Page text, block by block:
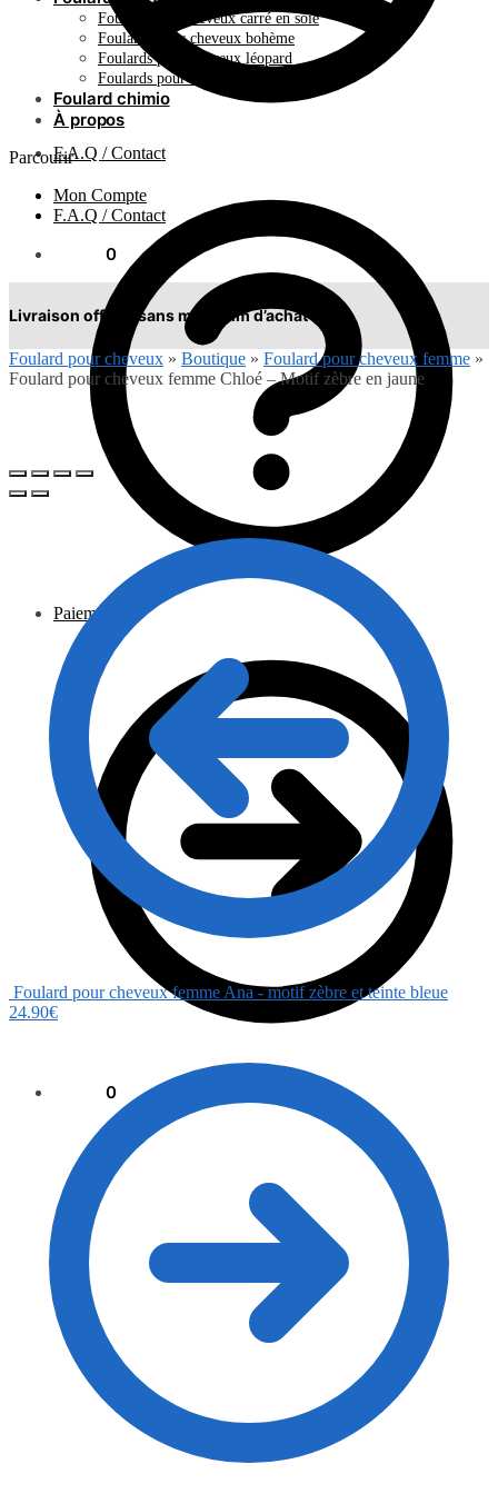
F.A.Q / Contact
Paiement
0
Foulard pour cheveux carré en soie
Foulards pour cheveux bohème
Foulards pour cheveux léopard
Foulards pour cheveux plissés
Foulard chimio
À propos
Parcourir
Mon Compte
F.A.Q / Contact
0
Livraison offerte sans minimum d’achat !
Foulard pour cheveux » Boutique » Foulard pour cheveux femme »
Foulard pour cheveux femme Chloé – Motif zèbre en jaune
Foulard pour cheveux femme Ana - motif zèbre et teinte bleue
24.90€